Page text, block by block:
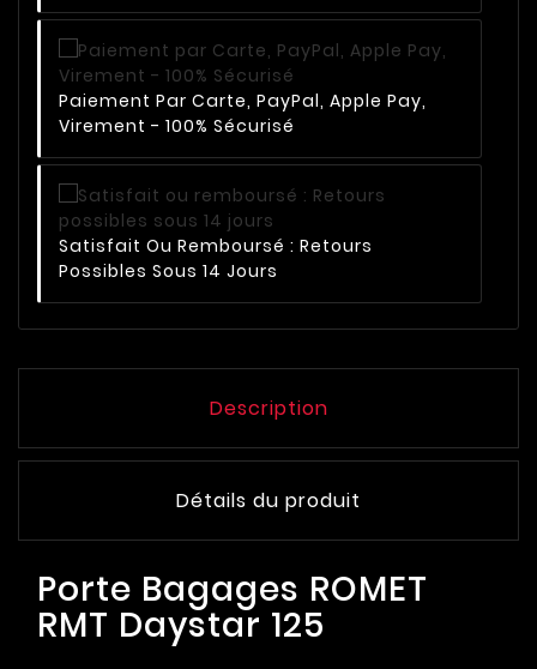
Paiement Par Carte, PayPal, Apple Pay,
Virement - 100% Sécurisé
Satisfait Ou Remboursé : Retours
Possibles Sous 14 Jours
Description
Détails du produit
Porte Bagages ROMET
RMT Daystar 125